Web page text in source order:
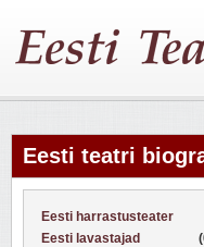
Eesti teatri
Eesti harrastusteater
Eesti lavastajad